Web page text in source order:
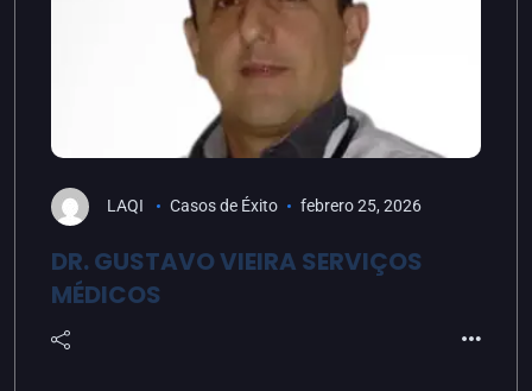
LAQI Casos de Éxito febrero 25, 2026
DR. GUSTAVO VIEIRA SERVIÇOS
MÉDICOS